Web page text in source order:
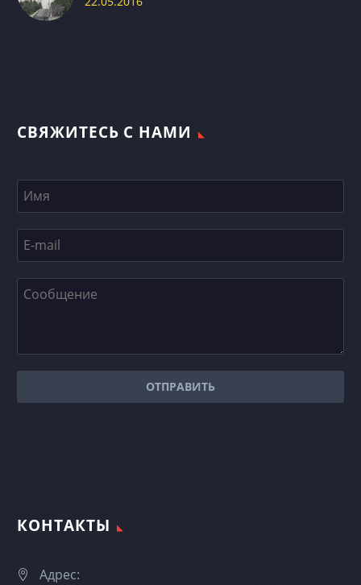
СВЯЖИТЕСЬ С НАМИ
КОНТАКТЫ
Адрес: